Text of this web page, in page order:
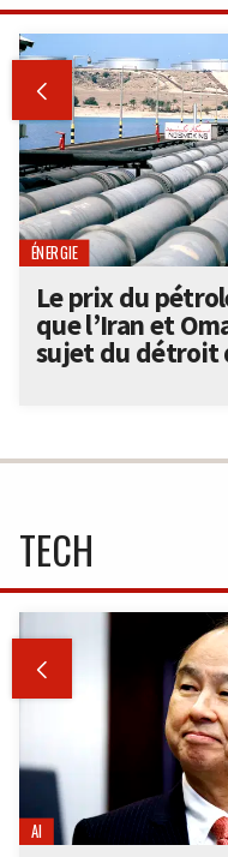

ÉNERGIE
Le prix du
que l’Iran et
sujet du détroit
TECH

AI